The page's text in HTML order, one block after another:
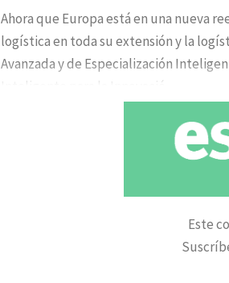
Ahora que Europa está en una nueva
logística en toda su extensión y la
Avanzada y de Especialización
Inteligente para la Innovació
Este